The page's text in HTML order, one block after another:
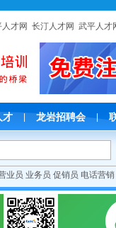
才网 长汀人才网 武平人才
才 龙岩招聘会 |
业员 业务员 促销员 电话营销